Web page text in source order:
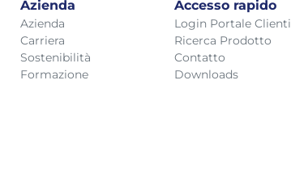
Azienda
Azienda
Carriera
Sostenibilità
Formazione
Accesso rapido
Login Portale Clienti
Ricerca Prodotto
Contatto
Downloads